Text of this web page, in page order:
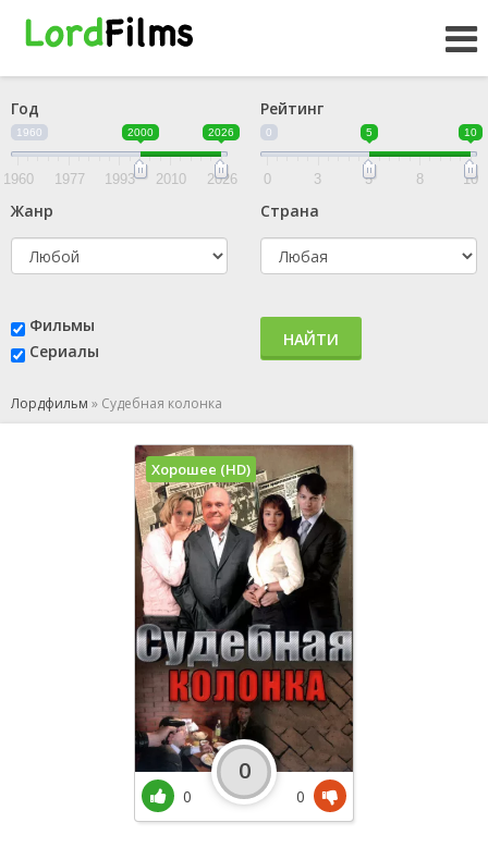
Год
1960 2000 2026
1960 1977 1993 2010 2026
Рейтинг
0 5 10
0 3 5 8 10
Жанр Страна
Фильмы
Сериалы
НАЙТИ
Лордфильм » Судебная колонка
Хорошее (HD)
0
0
0